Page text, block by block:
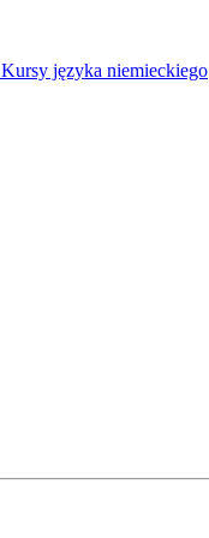
Kursy języka niemieckiego